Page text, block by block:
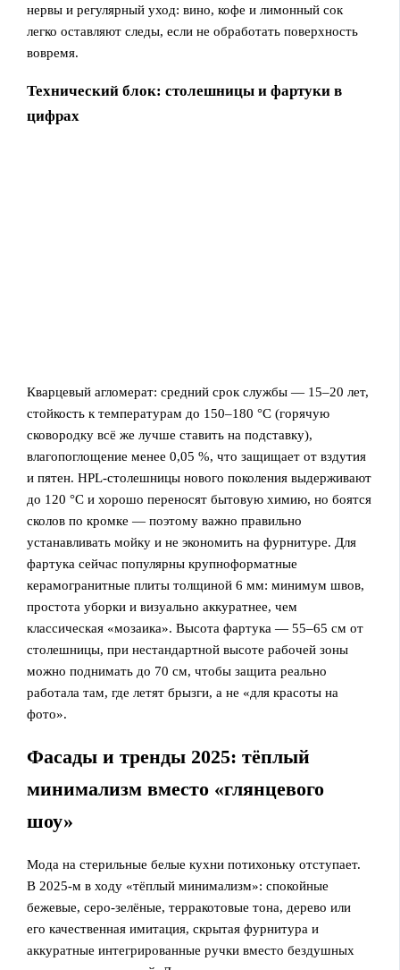
нервы и регулярный уход: вино, кофе и лимонный сок
легко оставляют следы, если не обработать поверхность
вовремя.
Технический блок: столешницы и фартуки в
цифрах
Кварцевый агломерат: средний срок службы — 15–20 лет,
стойкость к температурам до 150–180 °C (горячую
сковородку всё же лучше ставить на подставку),
влагопоглощение менее 0,05 %, что защищает от вздутия
и пятен. HPL‑столешницы нового поколения выдерживают
до 120 °C и хорошо переносят бытовую химию, но боятся
сколов по кромке — поэтому важно правильно
устанавливать мойку и не экономить на фурнитуре. Для
фартука сейчас популярны крупноформатные
керамогранитные плиты толщиной 6 мм: минимум швов,
простота уборки и визуально аккуратнее, чем
классическая «мозаика». Высота фартука — 55–65 см от
столешницы, при нестандартной высоте рабочей зоны
можно поднимать до 70 см, чтобы защита реально
работала там, где летят брызги, а не «для красоты на
фото».
Фасады и тренды 2025: тёплый
минимализм вместо «глянцевого
шоу»
Мода на стерильные белые кухни потихоньку отступает.
В 2025-м в ходу «тёплый минимализм»: спокойные
бежевые, серо‑зелёные, терракотовые тона, дерево или
его качественная имитация, скрытая фурнитура и
аккуратные интегрированные ручки вместо бездушных